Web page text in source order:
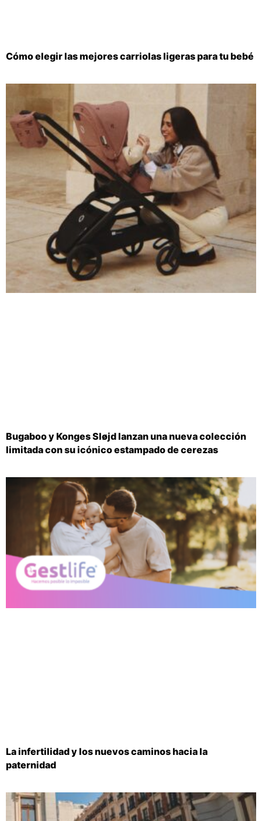
Cómo elegir las mejores carriolas ligeras para tu bebé
Bugaboo y Konges Sløjd lanzan una nueva colección
limitada con su icónico estampado de cerezas
La infertilidad y los nuevos caminos hacia la
paternidad